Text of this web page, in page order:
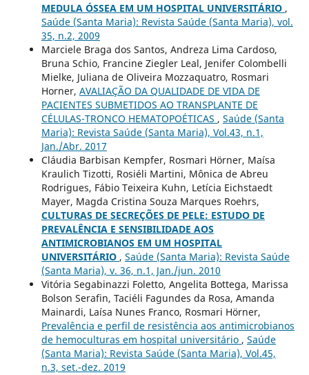
MEDULA ÓSSEA EM UM HOSPITAL UNIVERSITÁRIO ,
Saúde (Santa Maria): Revista Saúde (Santa Maria), vol.
35, n.2, 2009
Marciele Braga dos Santos, Andreza Lima Cardoso,
Bruna Schio, Francine Ziegler Leal, Jenifer Colombelli
Mielke, Juliana de Oliveira Mozzaquatro, Rosmari
Horner, AVALIAÇÃO DA QUALIDADE DE VIDA DE
PACIENTES SUBMETIDOS AO TRANSPLANTE DE
CÉLULAS-TRONCO HEMATOPOÉTICAS , Saúde (Santa
Maria): Revista Saúde (Santa Maria), Vol.43, n.1,
Jan./Abr. 2017
Cláudia Barbisan Kempfer, Rosmari Hörner, Maísa
Kraulich Tizotti, Rosiéli Martini, Mônica de Abreu
Rodrigues, Fábio Teixeira Kuhn, Letícia Eichstaedt
Mayer, Magda Cristina Souza Marques Roehrs,
CULTURAS DE SECREÇÕES DE PELE: ESTUDO DE
PREVALÊNCIA E SENSIBILIDADE AOS
ANTIMICROBIANOS EM UM HOSPITAL
UNIVERSITÁRIO , Saúde (Santa Maria): Revista Saúde
(Santa Maria), v. 36, n.1, Jan./jun. 2010
Vitória Segabinazzi Foletto, Angelita Bottega, Marissa
Bolson Serafin, Taciéli Fagundes da Rosa, Amanda
Mainardi, Laísa Nunes Franco, Rosmari Hörner,
Prevalência e perfil de resistência aos antimicrobianos
de hemoculturas em hospital universitário , Saúde
(Santa Maria): Revista Saúde (Santa Maria), Vol.45,
n.3, set.-dez. 2019